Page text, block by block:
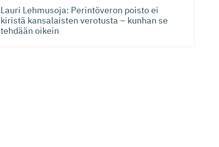
Lauri Lehmusoja: Perintöveron poisto ei
kiristä kansalaisten verotusta – kunhan se
tehdään oikein